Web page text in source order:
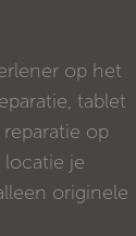
op het
tablet
reparatie op
je
originele